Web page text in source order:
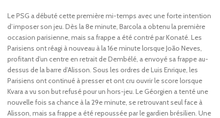
Le PSG a débuté cette première mi-temps avec une forte intention
d’imposer son jeu. Dès la 8e minute, Barcola a obtenu la première
occasion parisienne, mais sa frappe a été contré par Konaté. Les
Parisiens ont réagi à nouveau à la 16e minute lorsque João Neves,
profitant d’un centre en retrait de Dembélé, a envoyé sa frappe au-
dessus de la barre d’Alisson. Sous les ordres de Luis Enrique, les
Parisiens ont continué à presser et ont cru ouvrir le score lorsque
Kvara a vu son but refusé pour un hors-jeu. Le Géorgien a tenté une
nouvelle fois sa chance à la 29e minute, se retrouvant seul face à
Alisson, mais sa frappe a été repoussée par le gardien brésilien. Une